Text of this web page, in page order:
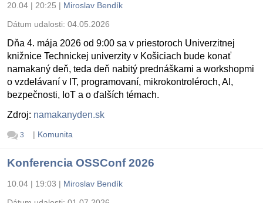
20.04 | 20:25 | Miroslav Bendík
Dátum udalosti: 04.05.2026
Dňa 4. mája 2026 od 9:00 sa v priestoroch Univerzitnej
knižnice Technickej univerzity v Košiciach bude konať
namakaný deň, teda deň nabitý prednáškami a workshopmi
o vzdelávaní v IT, programovaní, mikrokontroléroch, AI,
bezpečnosti, IoT a o ďalších témach.
Zdroj: namakanyden.sk
3 | Komunita
Konferencia OSSConf 2026
10.04 | 19:03 | Miroslav Bendík